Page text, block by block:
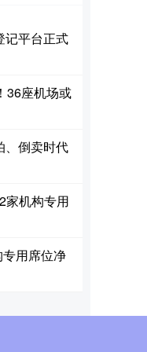
记平台正式
36座机场或
、倒卖时代
家机构专用
用席位净